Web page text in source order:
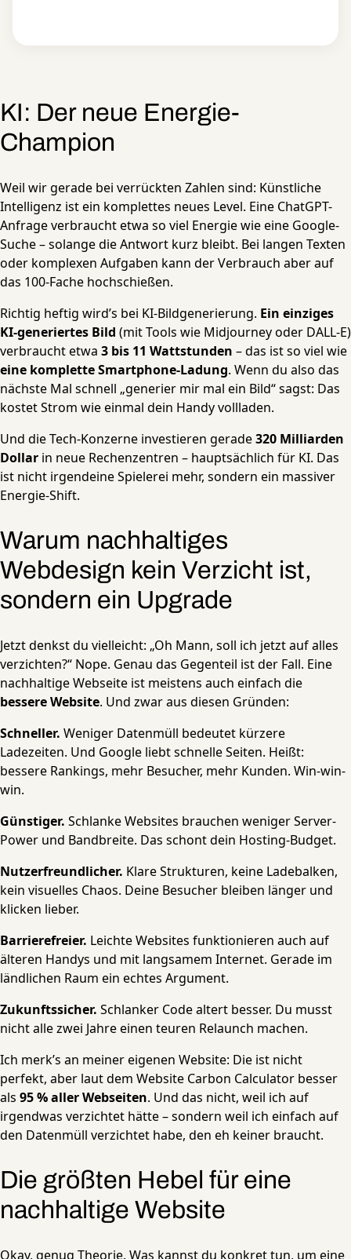
KI: Der neue Energie-
Champion
Weil wir gerade bei verrückten Zahlen sind: Künstliche
Intelligenz ist ein komplettes neues Level. Eine ChatGPT-
Anfrage verbraucht etwa so viel Energie wie eine Google-
Suche – solange die Antwort kurz bleibt. Bei langen Texten
oder komplexen Aufgaben kann der Verbrauch aber auf
das 100-Fache hochschießen.
Richtig heftig wird’s bei KI-Bildgenerierung. Ein einziges
KI-generiertes Bild (mit Tools wie Midjourney oder DALL-E)
verbraucht etwa 3 bis 11 Wattstunden – das ist so viel wie
eine komplette Smartphone-Ladung. Wenn du also das
nächste Mal schnell „generier mir mal ein Bild“ sagst: Das
kostet Strom wie einmal dein Handy vollladen.
Und die Tech-Konzerne investieren gerade320 Milliarden
Dollar in neue Rechenzentren – hauptsächlich für KI. Das
ist nicht irgendeine Spielerei mehr, sondern ein massiver
Energie-Shift.
Warum nachhaltiges
Webdesign kein Verzicht ist,
sondern ein Upgrade
Jetzt denkst du vielleicht: „Oh Mann, soll ich jetzt auf alles
verzichten?“ Nope. Genau das Gegenteil ist der Fall. Eine
nachhaltige Webseite ist meistens auch einfach die
bessere Website. Und zwar aus diesen Gründen:
Schneller. Weniger Datenmüll bedeutet kürzere
Ladezeiten. Und Google liebt schnelle Seiten. Heißt:
bessere Rankings, mehr Besucher, mehr Kunden. Win-win-
win.
Günstiger. Schlanke Websites brauchen weniger Server-
Power und Bandbreite. Das schont dein Hosting-Budget.
Nutzerfreundlicher. Klare Strukturen, keine Ladebalken,
kein visuelles Chaos. Deine Besucher bleiben länger und
klicken lieber.
Barrierefreier. Leichte Websites funktionieren auch auf
älteren Handys und mit langsamem Internet. Gerade im
ländlichen Raum ein echtes Argument.
Zukunftssicher. Schlanker Code altert besser. Du musst
nicht alle zwei Jahre einen teuren Relaunch machen.
Ich merk’s an meiner eigenen Website: Die ist nicht
perfekt, aber laut dem Website Carbon Calculator besser
als 95 % aller Webseiten. Und das nicht, weil ich auf
irgendwas verzichtet hätte – sondern weil ich einfach auf
den Datenmüll verzichtet habe, den eh keiner braucht.
Die größten Hebel für eine
nachhaltige Website
Okay, genug Theorie. Was kannst du konkret tun, um eine